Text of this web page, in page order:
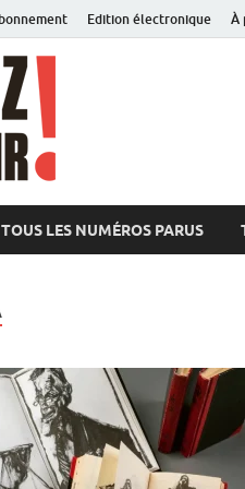
Edition électronique À
TOUS LES NUMÉROS PARUS